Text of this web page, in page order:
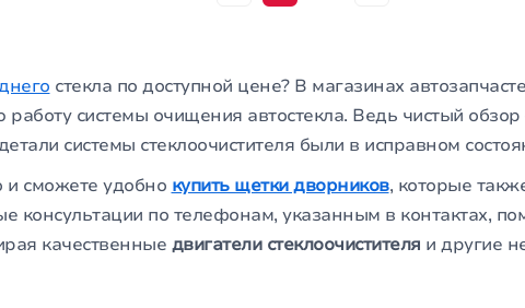
стекла по доступной цене? В магазинах
системы очищения автостекла. Ведь чистый
системы стеклоочистителя были в исправном
и сможете удобно купить щетки дворников, которые
консультации по телефонам, указанным в контактах,
качественные двигатели стеклоочистителя и другие